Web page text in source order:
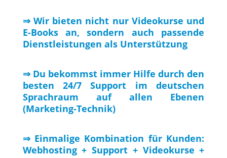
⇒ Wir bieten nicht nur Videokurse und
E-Books an, sondern auch passende
Dienstleistungen als Unterstützung
⇒ Du bekommst immer Hilfe durch den
besten 24/7 Support im deutschen
Sprachraum auf allen Ebenen
(Marketing-Technik)
⇒ Einmalige Kombination für Kunden:
Webhosting + Support + Videokurse +